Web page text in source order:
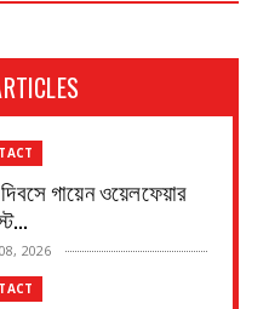
গায়েন ওয়েলফেয়ার
2026